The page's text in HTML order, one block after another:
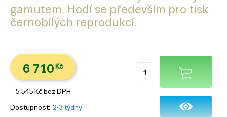
gamutem. Hodí se především pro tisk
černobílých reprodukcí.
6 710 Kč
5 545 Kč bez DPH
Dostupnost 2-3 týdny